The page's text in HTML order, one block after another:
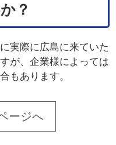
？
実際に広島に来ていた
が、企業様によっては
もあります。
ージへ